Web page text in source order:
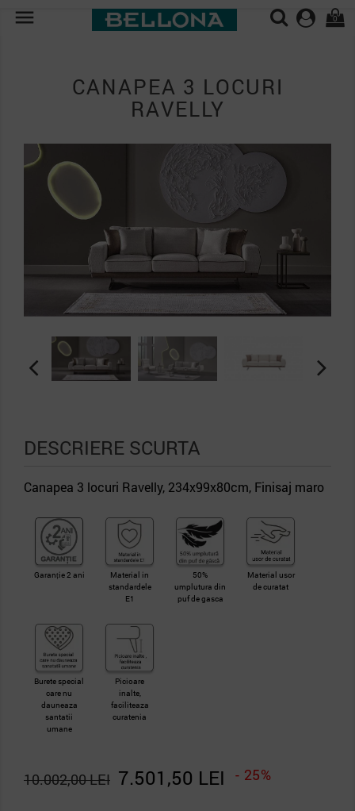
 0
CANAPEA 3 LOCURI
RAVELLY
DESCRIERE SCURTA
Canapea 3 locuri Ravelly, 234x99x80cm, Finisaj maro
Garanție 2 ani
Material in
standardele
E1
50%
umplutura din
puf de gasca
Material usor
de curatat
Burete special
care nu
dauneaza
santatii
umane
Picioare
inalte,
faciliteaza
curatenia
7.501,50 LEI - 25%
10.002,00 LEI